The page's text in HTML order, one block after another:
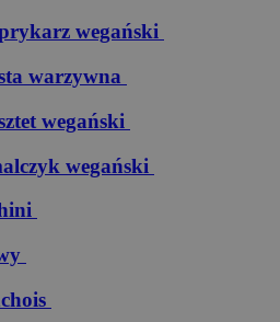
wegański
warzywna
wegański
wegański